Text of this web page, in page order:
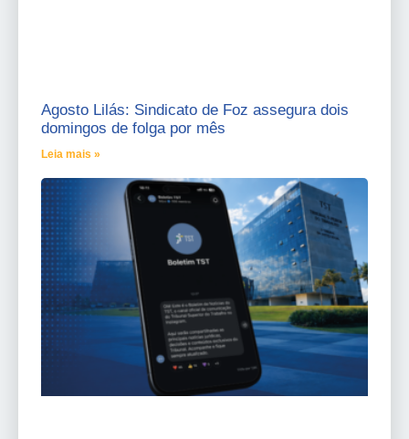
Agosto Lilás: Sindicato de Foz assegura dois
domingos de folga por mês
Leia mais »